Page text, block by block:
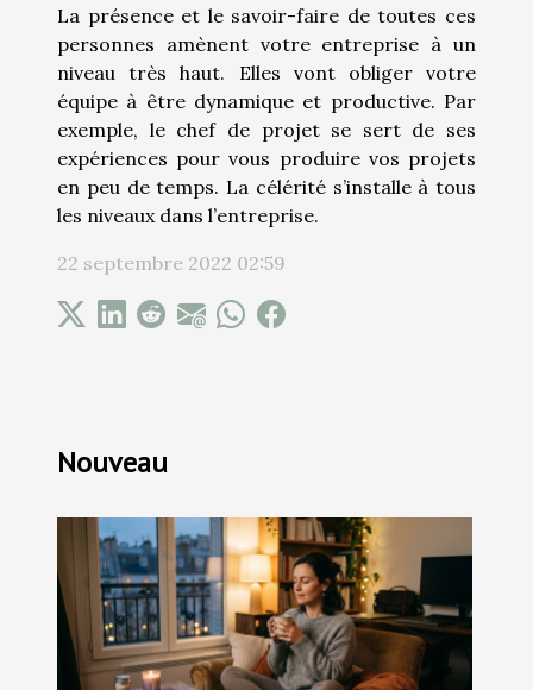
La présence et le savoir-faire de toutes ces
personnes amènent votre entreprise à un
niveau très haut. Elles vont obliger votre
équipe à être dynamique et productive. Par
exemple, le chef de projet se sert de ses
expériences pour vous produire vos projets
en peu de temps. La célérité s’installe à tous
les niveaux dans l’entreprise.
22 septembre 2022 02:59
Nouveau